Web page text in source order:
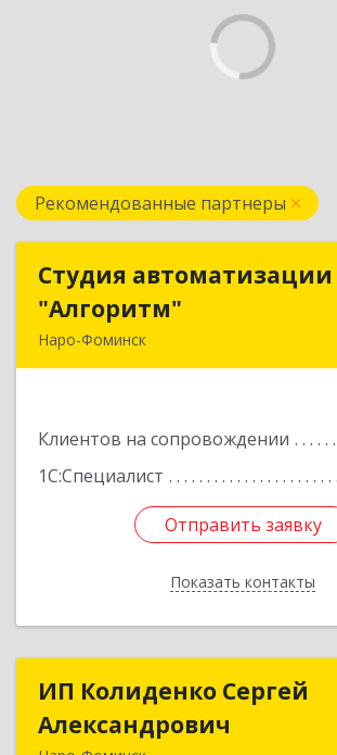
Рекомендованные партнеры
Студия автоматизации
"Алгоритм"
Наро-Фоминск
Клиентов на сопровождении
1С:Специалист
Отправить заявку
Показать контакты
Студия
Отправить заявку
Назад
ИП Колиденко Сергей
Александрович
ИП